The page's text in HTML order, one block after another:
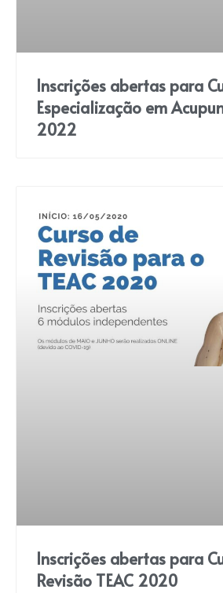
Inscrições abertas para
Especialização em
2022
Inscrições abertas para
Revisão TEAC 2020